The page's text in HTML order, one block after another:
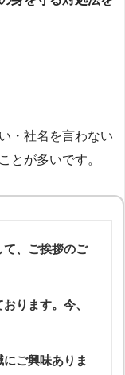
・社名を言わない
とが多いです。
、ご挨拶のご
ります。今、
ご興味ありま